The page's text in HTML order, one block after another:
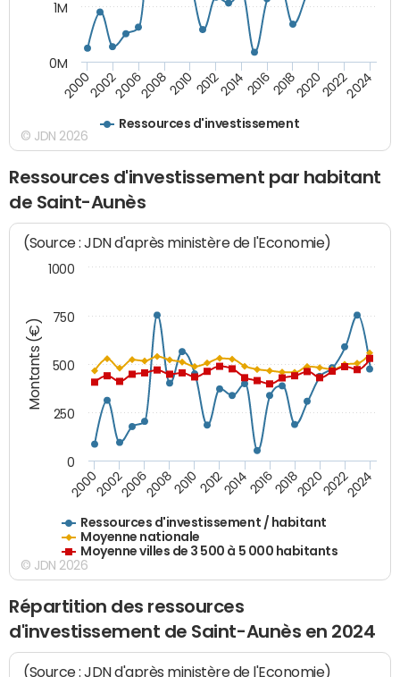
Ressources d'investissement
20002002200620082010 2012201420162018202020222024
0M
1M
© JDN 2026
Ressources d'investissement par habitant
de Saint-Aunès
Montants (€)
(Source : JDN d'après ministère de l'Economie)
Ressources d'investissement / habitant
Moyenne nationale
Moyenne villes de 3 500 à 5 000 habitants
200020022006200820102012201420162018202020222024
0
250
500
750
1000
© JDN 2026
Répartition des ressources
d'investissement de Saint-Aunès en 2024
(Source : JDN d'après ministère de l'Economie)